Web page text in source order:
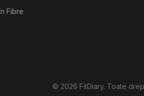
Fibre
© 2026 FitDiary. Toate